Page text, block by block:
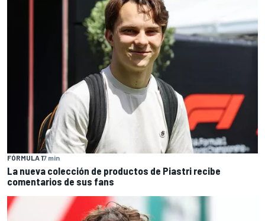
FÓRMULA 17 min
La nueva colección de productos de Piastri recibe
comentarios de sus fans